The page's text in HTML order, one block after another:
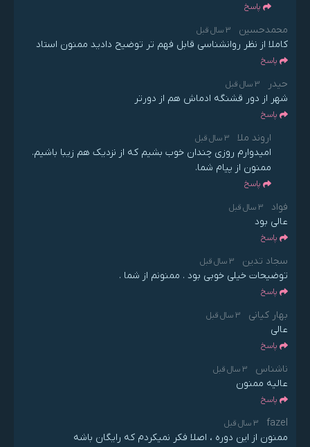
پاسخ
محمدحسین 3 سال قبل
کاملا از نظر روانشناسی قابل فهم تر توضیح دادید ممنون استاد
پاسخ
حیدر 3 سال قبل
شهر از دور قشنگه ادماش هم از دورتر
پاسخ
اروند ملا 3 سال قبل
امیدوارم روزی چندان خوب بشیم که از نزدیک هم زیبا باشیم.
ممنون از پیام شما.
پاسخ
فواد 3 سال قبل
عالی بود
پاسخ
سجاد تدین 3 سال قبل
توضیحات خیلی خوبی بود . ممنونم از شما .
پاسخ
بهار کیانی 3 سال قبل
عالی
پاسخ
ناشناس 3 سال قبل
عالیه ممنون
پاسخ
fazel 3 سال قبل
ممنون از این دوره ، اصلا فکر نمیکردم که رایگان باشه